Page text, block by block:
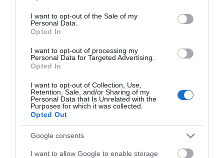
use your data for below specified purposes in below Google
consent section.
I want to opt-out of the Sale of my
Personal Data.
Opted In
I want to opt-out of processing my
Personal Data for Targeted Advertising.
Opted In
I want to opt-out of Collection, Use,
Retention, Sale, and/or Sharing of my
Personal Data that Is Unrelated with the
Purposes for which it was collected.
Opted Out
Google consents
I want to allow Google to enable storage
Εύβοια: Νέες πινακίδες για τον
κίνδυνο πυρκαγιάς – Σε ποια
σημεία τοποθετήθηκαν
Ποιοι φοιτητές θα πάρουν έως
2.500 ευρώ για τη στέγαση
09.08.2026 | 12:00
Συναγερμός στη Βόρεια Εύβοια:
Αγελάδες πετάγονται στο δρόμο-
Η έκκληση ιερέα στους οδηγούς